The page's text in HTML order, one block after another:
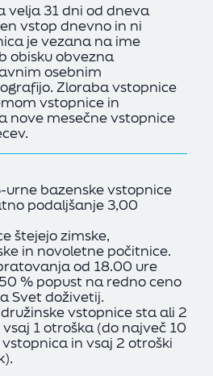
velja 31 dni od dneva
vstop dnevno in ni
je vezana na ime
obisku obvezna
osebnim
Zloraba vstopnice
vstopnice in
nove mesečne vstopnice
urne bazenske vstopnice
podaljšanje 3,00
štejejo zimske,
in novoletne počitnice.
od 18.00 ure
% popust na redno ceno
Svet doživetij.
vstopnice sta ali 2
1 otroška (do največ 10
in vsaj 2 otroški